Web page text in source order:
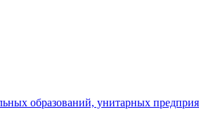
образований, унитарных